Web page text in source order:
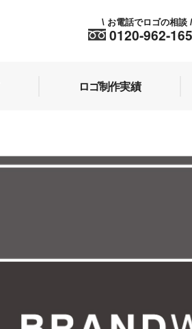
0120-962-165
\ お電話でロゴの相談 /
ロゴ制作実績